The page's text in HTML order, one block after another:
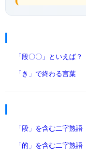
「段〇〇」といえば？
「き」で終わる言葉
「段」を含む二字熟語
「的」を含む二字熟語